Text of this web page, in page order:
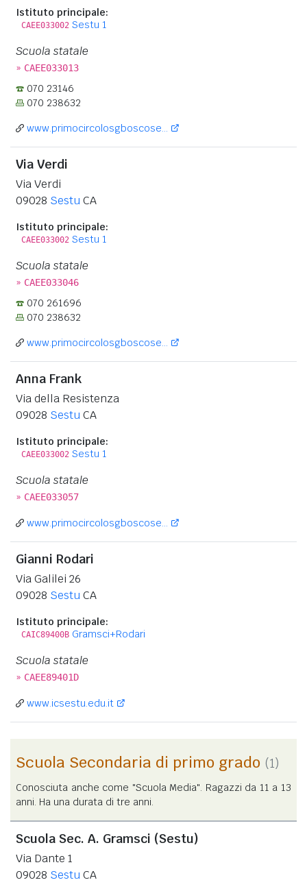
Istituto principale:
CAEE033002 Sestu 1
Scuola statale
» CAEE033013
070 23146
070 238632
www.primocircolosgboscose...
Via Verdi
Via Verdi
09028 SestuCA
Istituto principale:
CAEE033002 Sestu 1
Scuola statale
» CAEE033046
070 261696
070 238632
www.primocircolosgboscose...
Anna Frank
Via della Resistenza
09028 SestuCA
Istituto principale:
CAEE033002 Sestu 1
Scuola statale
» CAEE033057
www.primocircolosgboscose...
Gianni Rodari
Via Galilei 26
09028 SestuCA
Istituto principale:
CAIC89400B Gramsci+Rodari
Scuola statale
» CAEE89401D
www.icsestu.edu.it
Scuola Secondaria di primo grado (1)
Conosciuta anche come "Scuola Media". Ragazzi da 11 a 13
anni. Ha una durata di tre anni.
Scuola Sec. A. Gramsci (Sestu)
Via Dante 1
09028 SestuCA